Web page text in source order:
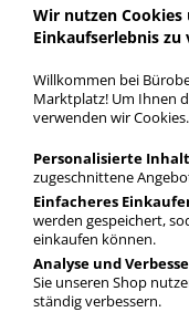
Startseite »
Druckerpatronen Original
Wir nutzen
Einkaufserlebnis zu
Willkommen bei
Marktplatz! Um Ihnen
verwenden wir
Personalisierte
zugeschnittene
Einfacheres
werden gespeichert,
einkaufen können.
Analyse und
Sie unseren Shop
ständig verbessern.